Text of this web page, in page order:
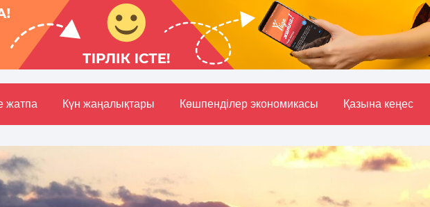
жатпа Күн жаңалықтары Көшпенділер экономикасы Қазына кеңес